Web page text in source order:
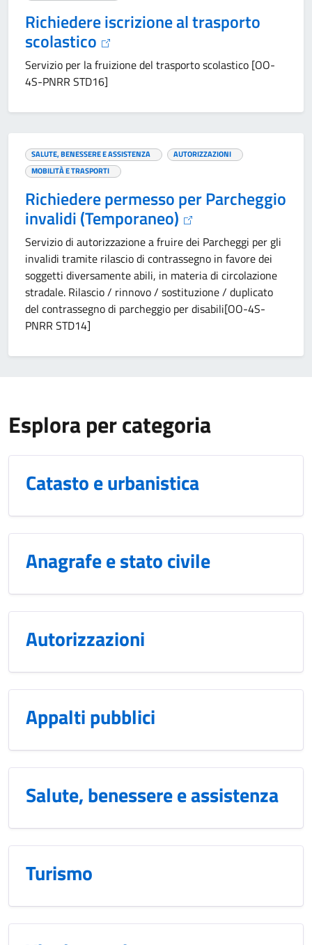
Richiedere iscrizione al trasporto
scolastico
Servizio per la fruizione del trasporto scolastico [OO-
4S-PNRR STD16]
SALUTE, BENESSERE E ASSISTENZA
AUTORIZZAZIONI
MOBILITÀ E TRASPORTI
Richiedere permesso per Parcheggio
invalidi (Temporaneo)
Servizio di autorizzazione a fruire dei Parcheggi per gli
invalidi tramite rilascio di contrassegno in favore dei
soggetti diversamente abili, in materia di circolazione
stradale. Rilascio / rinnovo / sostituzione / duplicato
del contrassegno di parcheggio per disabili[OO-4S-
PNRR STD14]
Esplora per categoria
Catasto e urbanistica
Anagrafe e stato civile
Autorizzazioni
Appalti pubblici
Salute, benessere e assistenza
Turismo